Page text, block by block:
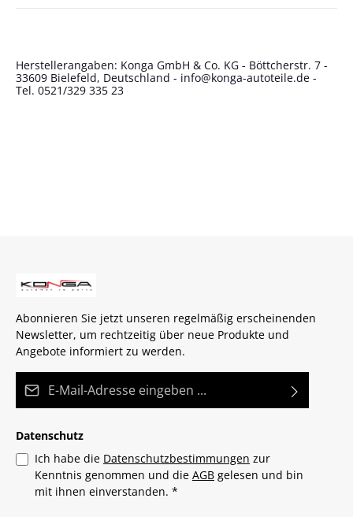
Herstellerangaben: Konga GmbH & Co. KG - Böttcherstr. 7 -
33609 Bielefeld, Deutschland - info@konga-autoteile.de -
Tel. 0521/329 335 23
Abonnieren Sie jetzt unseren regelmäßig erscheinenden
Newsletter, um rechtzeitig über neue Produkte und
Angebote informiert zu werden.
Datenschutz
Ich habe die Datenschutzbestimmungen zur
Kenntnis genommen und die AGB gelesen und bin
mit ihnen einverstanden. *